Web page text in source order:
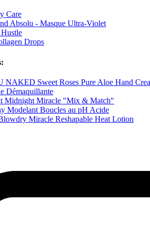
Care
Absolu - Masque Ultra-Violet
Drops
Sweet Roses Pure Aloe Hand
Démaquillante
Midnight Miracle "Mix & Match"
Modelant Boucles au pH Acide
Miracle Reshapable Heat Lotion